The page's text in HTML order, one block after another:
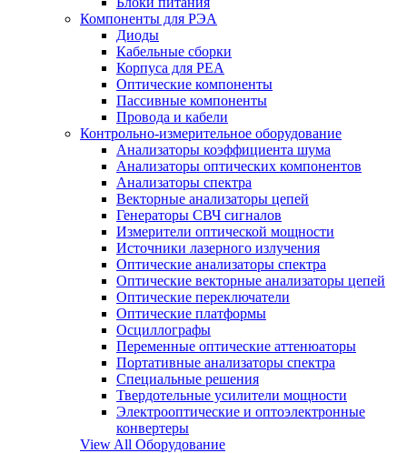
Компоненты для РЭА
Диоды
Кабельные сборки
Корпуса для РЕА
Оптические компоненты
Пассивные компоненты
Провода и кабели
Контрольно-измерительное оборудование
Анализаторы коэффициента шума
Анализаторы оптических компонентов
Анализаторы спектра
Векторные анализаторы цепей
Генераторы СВЧ сигналов
Измерители оптической мощности
Источники лазерного излучения
Оптические анализаторы спектра
Оптические векторные анализаторы цепей
Оптические переключатели
Оптические платформы
Осциллографы
Переменные оптические аттенюаторы
Портативные анализаторы спектра
Специальные решения
Твердотельные усилители мощности
Электрооптические и оптоэлектронные
конвертеры
View All Оборудование